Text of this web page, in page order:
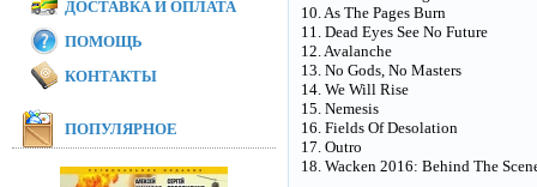
10. As The Pages Burn
11. Dead Eyes See No Future
12. Avalanche
13. No Gods, No Masters
14. We Will Rise
15. Nemesis
16. Fields Of Desolation
17. Outro
18. Wacken 2016: Behind The
ДОСТАВКА И ОПЛАТА
ПОМОЩЬ
КОНТАКТЫ
ПОПУЛЯРНОЕ